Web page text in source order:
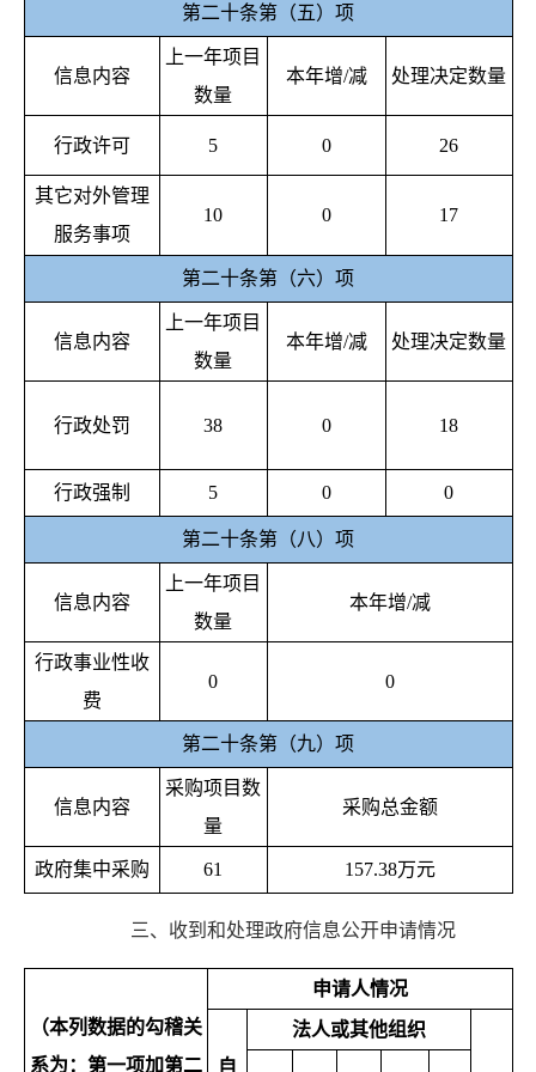
第二十条第（五）项
信息内容
上一年项目
数量
本年增/减 处理决定数量
行政许可 5 0 26
其它对外管理
服务事项
10 0 17
第二十条第（六）项
信息内容
上一年项目
数量
本年增/减 处理决定数量
行政处罚 38 0 18
行政强制 5 0 0
第二十条第（八）项
信息内容
上一年项目
数量
本年增/减
行政事业性收
费
0 0
第二十条第（九）项
信息内容
采购项目数
量
采购总金额
政府集中采购 61 157.38万元
三、 收到和处理政府信息公开申请情况
（本列数据的勾稽关
系为：第一项加第二
申请人情况
自
法人或其他组织